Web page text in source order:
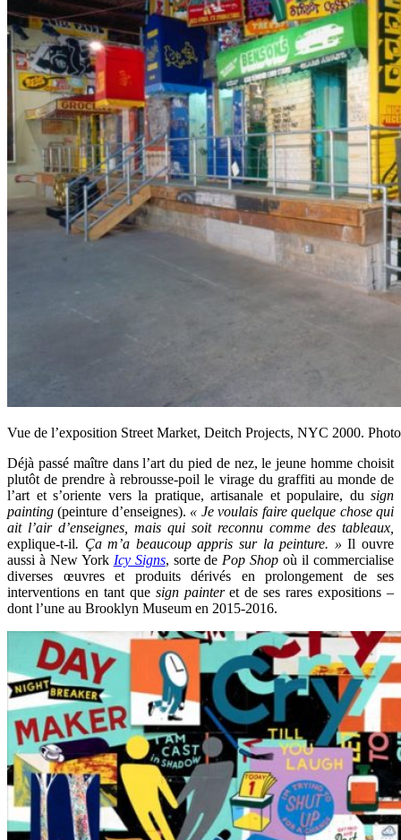
Vue de l’exposition Street Market, Deitch Projects, NYC 2000.
Déjà passé maître dans l’art du pied de nez, le jeune homme choisit
plutôt de prendre à rebrousse-poil le virage du graffiti au monde de
l’art et s’oriente vers la pratique, artisanale et populaire, du sign
painting (peinture d’enseignes). « Je voulais faire quelque chose qui
ait l’air d’enseignes, mais qui soit reconnu comme des tableaux,
explique-t-il. Ça m’a beaucoup appris sur la peinture. »Il ouvre
aussi à New York Icy Signs, sorte de Pop Shop où il commercialise
diverses œuvres et produits dérivés en prolongement de ses
interventions en tant que sign painteret de ses rares expositions –
dont l’une au Brooklyn Museum en 2015-2016.